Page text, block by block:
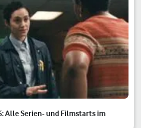
Alle Serien- und Filmstarts im